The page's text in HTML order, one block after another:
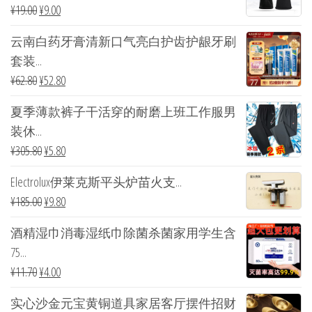
¥19.00¥9.00
云南白药牙膏清新口气亮白护齿护龈牙刷
套装...
¥62.80¥52.80
夏季薄款裤子干活穿的耐磨上班工作服男
装休...
¥305.80¥5.80
Electrolux伊莱克斯平头炉苗火支...
¥185.00¥9.80
酒精湿巾消毒湿纸巾除菌杀菌家用学生含
75...
¥11.70¥4.00
实心沙金元宝黄铜道具家居客厅摆件招财